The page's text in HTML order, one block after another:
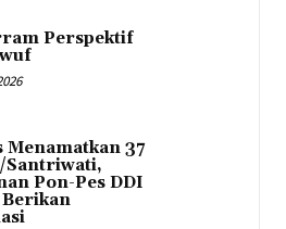
Perspektif
Menamatkan 37
Santriwati,
Pon-Pes DDI